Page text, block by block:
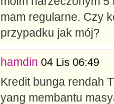
mam regularne. Czy
przypadku jak mój?
hamdin 04 Lis 06:49
Kredit bunga rendah
yang membantu